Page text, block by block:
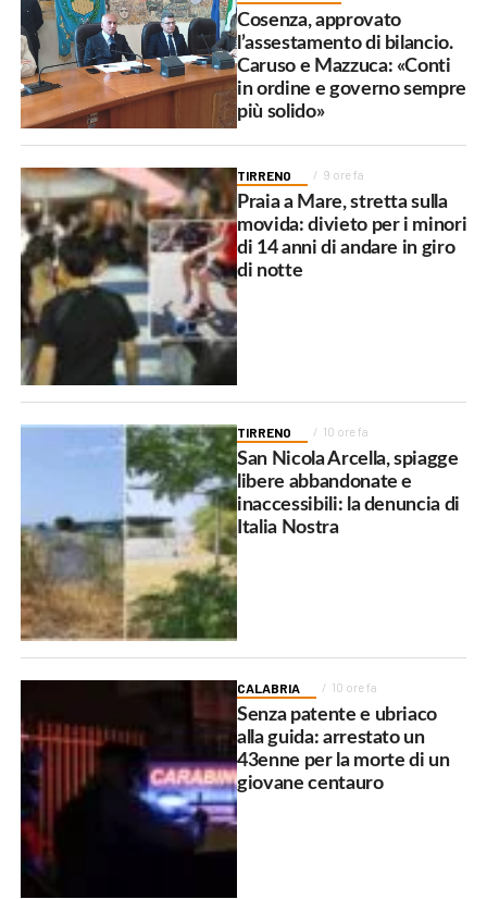
Cosenza, approvato
l’assestamento di bilancio.
Caruso e Mazzuca: «Conti
in ordine e governo sempre
più solido»
TIRRENO 9 ore fa
Praia a Mare, stretta sulla
movida: divieto per i minori
di 14 anni di andare in giro
di notte
TIRRENO 10 ore fa
San Nicola Arcella, spiagge
libere abbandonate e
inaccessibili: la denuncia di
Italia Nostra
CALABRIA 10 ore fa
Senza patente e ubriaco
alla guida: arrestato un
43enne per la morte di un
giovane centauro